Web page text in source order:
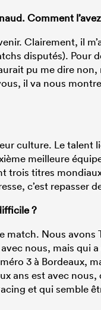
Comment
Clairement, il
disputés). Pour
pu me dire non,
il va nous
culture. Le talent
meilleure
trois titres
c’est repasser
?
match. Nous avons
nous, mais qui
3 à Bordeaux,
ans est avec nous,
et qui semble